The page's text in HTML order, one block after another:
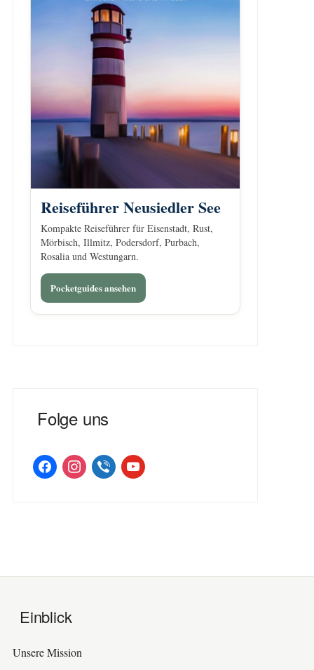
Reiseführer Neusiedler See
Kompakte Reiseführer für Eisenstadt, Rust,
Mörbisch, Illmitz, Podersdorf, Purbach,
Rosalia und Westungarn.
Pocketguides ansehen
Folge uns
facebookinstagramviber youtube
Einblick
Unsere Mission